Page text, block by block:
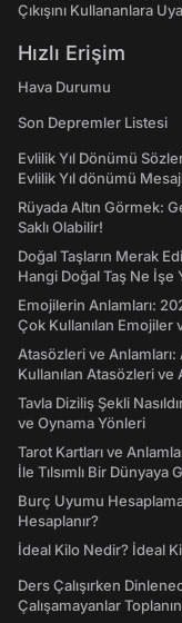
Çıkışını Kullananlara
Hızlı Erişim
Hava Durumu
Son Depremler Listesi
Evlilik Yıl Dönümü
Evlilik Yıl dönümü
Rüyada Altın Görmek:
Saklı Olabilir!
Doğal Taşların Merak
Hangi Doğal Taş Ne İşe
Emojilerin Anlamları:
Çok Kullanılan Emojiler
Atasözleri ve
Kullanılan Atasözleri ve
Tavla Diziliş Şekli
ve Oynama Yönleri
Tarot Kartları ve
İle Tılsımlı Bir Dünyaya
Burç Uyumu
Hesaplanır?
İdeal Kilo Nedir? İdeal
Ders Çalışırken
Çalışamayanlar